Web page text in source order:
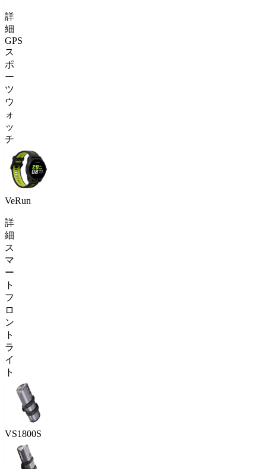
詳
細
GPS
ス
ポ
ー
ツ
ウ
ォ
ッ
チ
VeRun
詳
細
ス
マ
ー
ト
フ
ロ
ン
ト
ラ
イ
ト
VS1800S